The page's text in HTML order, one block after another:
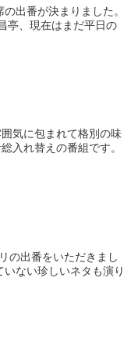
出番が決まりました。
亭、現在はまだ平日の
気に包まれて格別の味
入れ替えの番組です。
の出番をいただきまし
ない珍しいネタも演り